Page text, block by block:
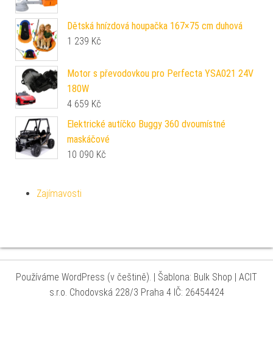
Dětská hnízdová houpačka 167×75 cm duhová
1 239 Kč
Motor s převodovkou pro Perfecta YSA021 24V
180W
4 659 Kč
Elektrické autíčko Buggy 360 dvoumístné
maskáčové
10 090 Kč
Zajímavosti
Používáme WordPress (v češtině). | Šablona: Bulk Shop | ACIT
s.r.o. Chodovská 228/3 Praha 4 IČ: 26454424